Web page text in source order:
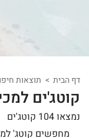
דף הבית תוצאות
קוטג'ים
נמצאו 104 קוטג'ים
מחפשים קוטג'